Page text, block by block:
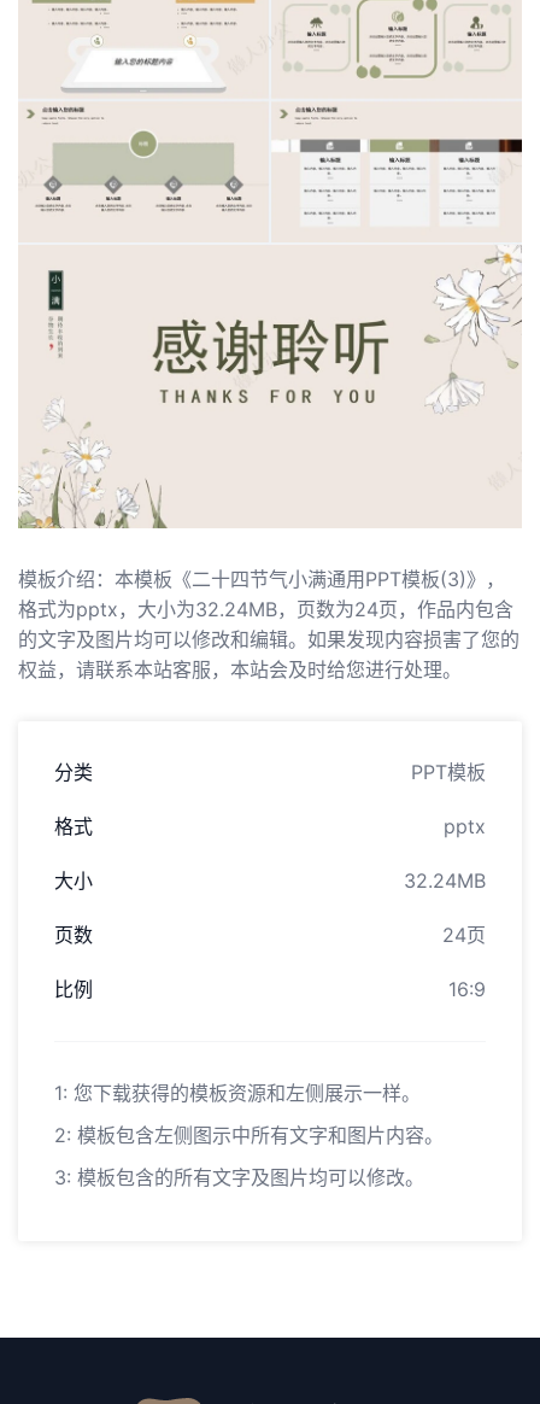
模板介绍：本模板《二十四节气小满通用PPT模板(3)》，
格式为pptx，大小为32.24MB，页数为24页，作品内包含
的文字及图片均可以修改和编辑。如果发现内容损害了您的
权益，请联系本站客服，本站会及时给您进行处理。
分类 PPT模板
格式 pptx
大小 32.24MB
页数 24页
比例 16:9
1: 您下载获得的模板资源和左侧展示一样。
2: 模板包含左侧图示中所有文字和图片内容。
3: 模板包含的所有文字及图片均可以修改。